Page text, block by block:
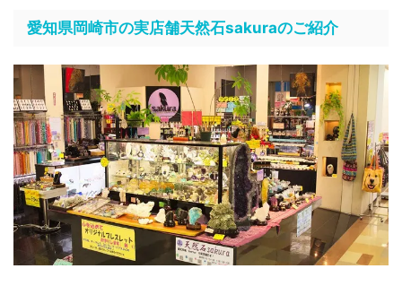
愛知県岡崎市の実店舗天然石sakuraのご紹介